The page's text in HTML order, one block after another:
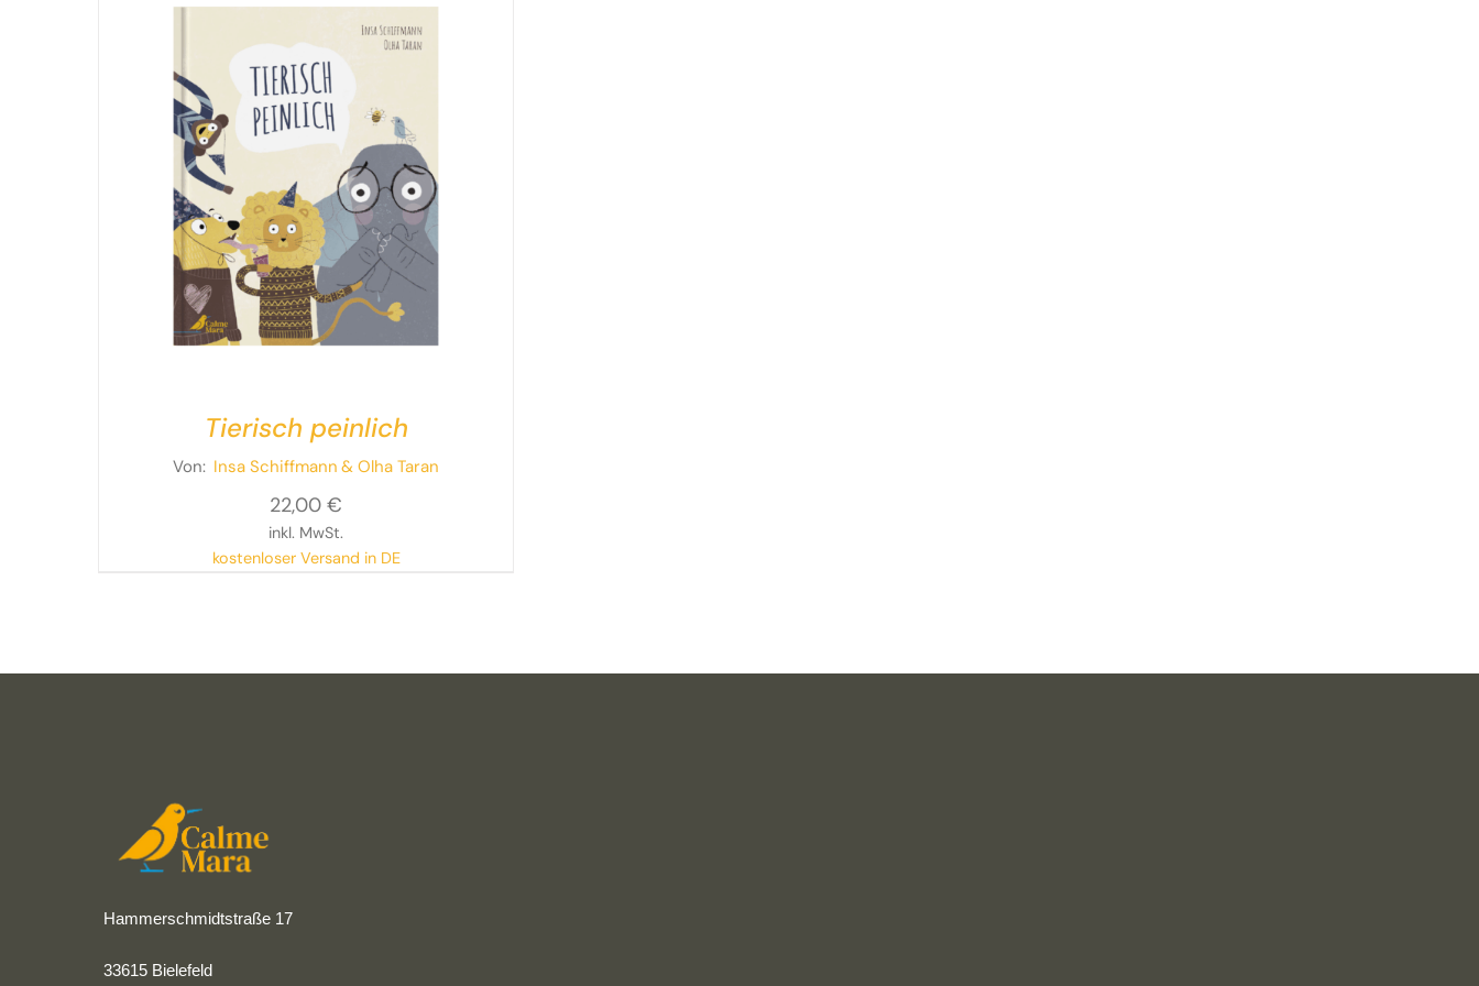
Tierisch peinlich
Von: Insa Schiffmann & Olha Taran
22,00€
inkl. MwSt.
kostenloser Versand in DE
Hammerschmidtstraße 17
33615 Bielefeld